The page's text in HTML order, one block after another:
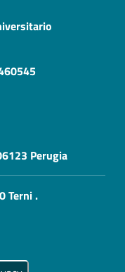
Perugia
Terni .